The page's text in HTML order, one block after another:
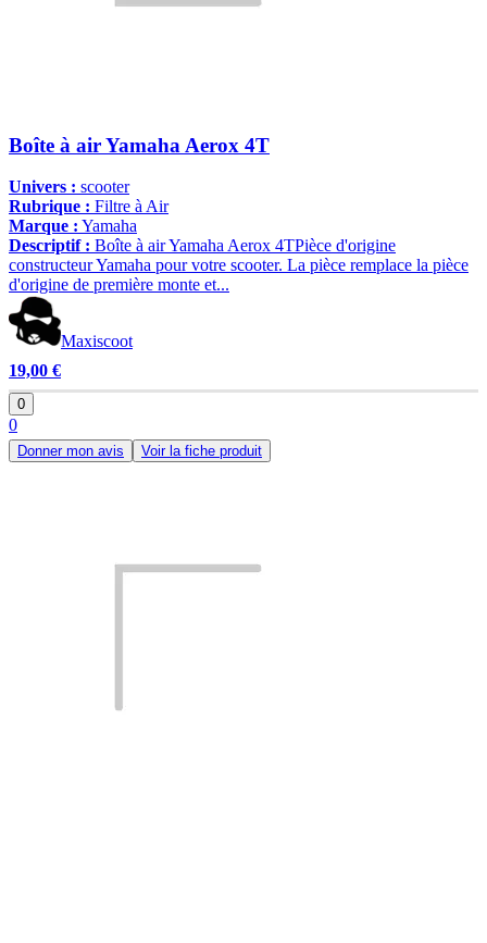
Boîte à air Yamaha Aerox 4T
Univers : scooter
Rubrique : Filtre à Air
Marque : Yamaha
Descriptif : Boîte à air Yamaha Aerox 4TPièce d'origine
constructeur Yamaha pour votre scooter. La pièce remplace la pièce
d'origine de première monte et...
Maxiscoot
19,00 €
0
0
Donner mon avis Voir la fiche produit